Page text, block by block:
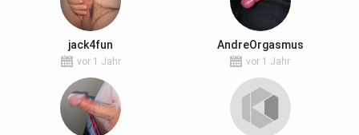
jack4fun
vor 1 Jahr
AndreOrgasmus
vor 1 Jahr